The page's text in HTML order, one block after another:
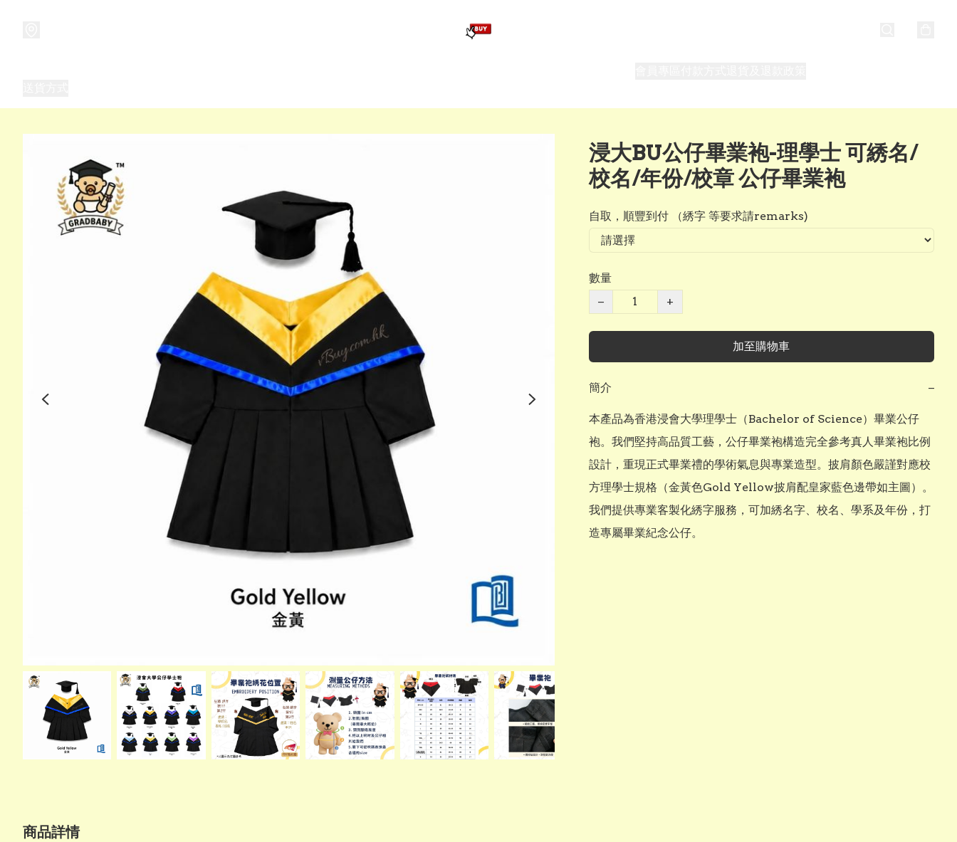
浸大BU公仔畢業袍-理學士 可綉名/
校名/年份/校章 公仔畢業袍
自取，順豐到付 （綉字 等要求請remarks)
數量
−
+
加至購物車
簡介 −
本產品為香港浸會大學理學士（Bachelor of Science）畢業公仔
袍。我們堅持高品質工藝，公仔畢業袍構造完全參考真人畢業袍比例
設計，重現正式畢業禮的學術氣息與專業造型。披肩顏色嚴謹對應校
方理學士規格（金黃色Gold Yellow披肩配皇家藍色邊帶如主圖）。
我們提供專業客製化綉字服務，可加綉名字、校名、學系及年份，打
造專屬畢業紀念公仔。
商品詳情